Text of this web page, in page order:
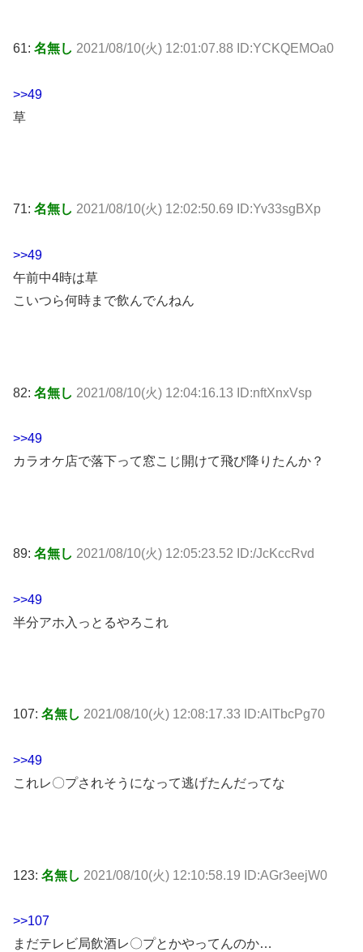
61: 名無し 2021/08/10(火) 12:01:07.88 ID:YCKQEMOa0
>>49
草
71: 名無し 2021/08/10(火) 12:02:50.69 ID:Yv33sgBXp
>>49
午前中4時は草
こいつら何時まで飲んでんねん
82: 名無し 2021/08/10(火) 12:04:16.13 ID:nftXnxVsp
>>49
カラオケ店で落下って窓こじ開けて飛び降りたんか？
89: 名無し 2021/08/10(火) 12:05:23.52 ID:/JcKccRvd
>>49
半分アホ入っとるやろこれ
107: 名無し 2021/08/10(火) 12:08:17.33 ID:AlTbcPg70
>>49
これレ〇プされそうになって逃げたんだってな
123: 名無し 2021/08/10(火) 12:10:58.19 ID:AGr3eejW0
>>107
まだテレビ局飲酒レ〇プとかやってんのか…